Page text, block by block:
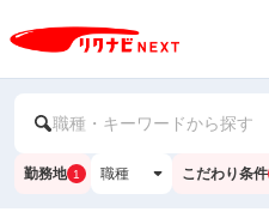
職種・キーワードから探す
勤務地 1 職種 こだわり条件